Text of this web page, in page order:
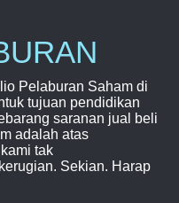
Pelaburan Saham di
tujuan pendidikan
saranan jual beli
adalah atas
tak
Sekian. Harap